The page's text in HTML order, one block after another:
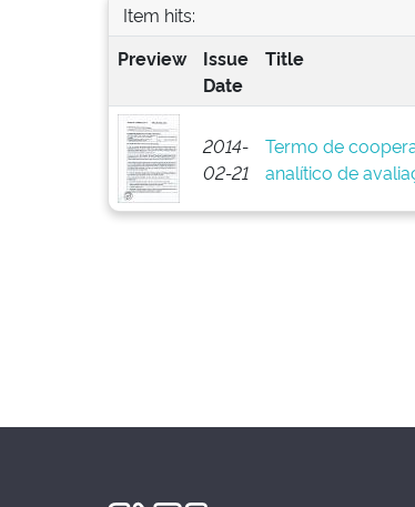
Item hits:
Preview
Issue
Date
Title
2014-
02-21
Termo de
analítico de